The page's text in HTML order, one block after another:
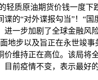
质原油期货价钱一度下
的“对外谍报勾当”！“
一步加剧了全球金融风
地步以及旨正在永世竣
维持正在高位。该局将
前疫情不变，表示最好的